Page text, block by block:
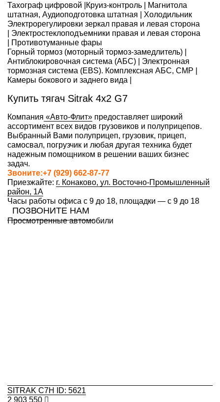
Тахограф цифровой |Круиз-контроль | Магнитола
штатная, Аудиоподготовка штатная | Холодильник
Электрорегулировки зеркал правая и левая сторона
| Электростеклоподъемники правая и левая сторона
| Противотуманные фары
Горный тормоз (моторный тормоз-замедлитель) |
Антиблокировочная система (АБС) | Электронная
тормозная система (EBS). Комплексная АБС, CMP |
Камеры бокового и заднего вида |
Купить тягач Sitrak 4х2 G7
Компания «Авто-Флит» предоставляет широкий
ассортимент всех видов грузовиков и полуприцепов.
Выбранный Вами полуприцеп, грузовик, прицеп,
самосвал, погрузчик и любая другая техника будет
надежным помощником в решении ваших бизнес
задач.
Звоните:+7 (929) 662-87-77
Приезжайте: г. Конаково, ул. Восточно-Промышленный
район, 1А
Часы работы офиса с 9 до 18, площадки — с 9 до 18
ПОЗВОНИТЕ НАМ
Просмотренные автомобили
SITRAK C7H ID: 5621
2 903 550